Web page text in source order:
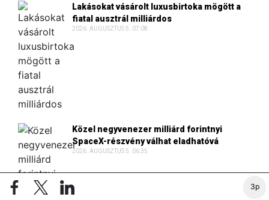
3p
Lakásokat vásárolt luxusbirtoka mögött a
fiatal ausztrál milliárdos
2026. AUGUSZTUS 5. 07:08
Közel negyvenezer milliárd forintnyi
SpaceX-részvény válhat eladhatóvá
2026. AUGUSZTUS 5. 06:35